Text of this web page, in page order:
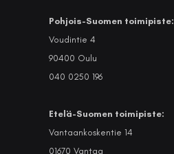
Pohjois-Suomen toimipiste:
Voudintie 4
90400 Oulu
040 0250 196
Etelä-Suomen toimipiste:
Vantaankoskentie 14
01670 Vantaa